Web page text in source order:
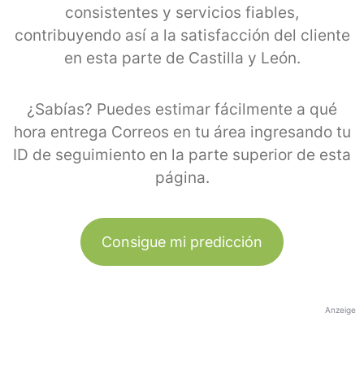
consistentes y servicios fiables,
contribuyendo así a la satisfacción del cliente
en esta parte de Castilla y León.
¿Sabías? Puedes estimar fácilmente a qué
hora entrega Correos en tu área ingresando tu
ID de seguimiento en la parte superior de esta
página.
Consigue mi predicción
Anzeige